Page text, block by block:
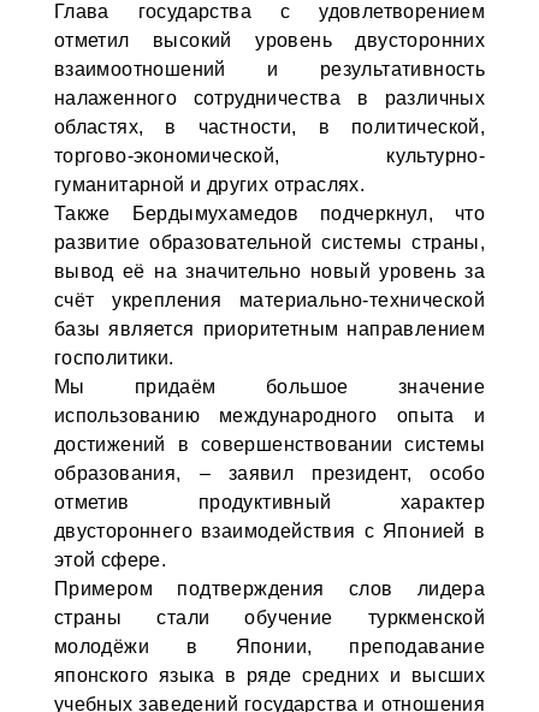
Глава государства с удовлетворением
отметил высокий уровень двусторонних
взаимоотношений и результативность
налаженного сотрудничества в различных
областях, в частности, в политической,
торгово-экономической, культурно-
гуманитарной и других отраслях.
Также Бердымухамедов подчеркнул, что
развитие образовательной системы страны,
вывод её на значительно новый уровень за
счёт укрепления материально-технической
базы является приоритетным направлением
госполитики.
Мы придаём большое значение
использованию международного опыта и
достижений в совершенствовании системы
образования, – заявил президент, особо
отметив продуктивный характер
двустороннего взаимодействия с Японией в
этой сфере.
Примером подтверждения слов лидера
страны стали обучение туркменской
молодёжи в Японии, преподавание
японского языка в ряде средних и высших
учебных заведений государства и отношения